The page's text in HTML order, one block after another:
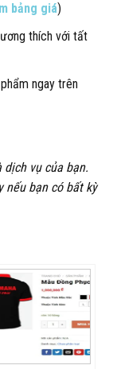
bảng giá)
thích với tất
ngay trên
vụ của bạn.
nếu bạn có bất kỳ